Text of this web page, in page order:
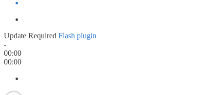
Update Required Flash plugin
-
00:00
00:00